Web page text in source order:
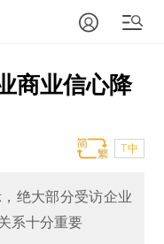
商业信心降
T中
绝大部分受访企业
系十分重要